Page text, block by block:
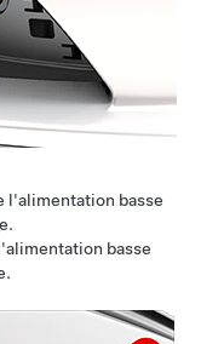
l'alimentation basse
basse